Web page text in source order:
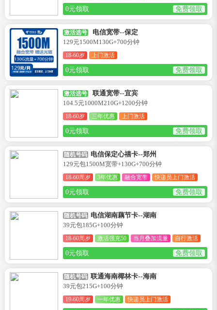
0元领取 免费领取
激活选号
电信宽带--保定
129元1500M130G+700分钟
18-60岁 上门激活
0元领取 免费领取
激活选号
联通宽带--宜宾
104.5元1000M210G+1200分钟
18-60岁 三年优惠 上门激活
0元领取 免费领取
随机号码 电信保定心禧卡--郑州
129元包1500M宽带+130G+700分钟
18-60周岁 3年优惠 融合宽带 快递员上门激活
0元领取 免费领取
随机号码 电信湖南藕节卡--湖南
39元包185G+100分钟
18-60周岁 激活强充50 当月叠加流量 自行激活
0元领取 免费领取
随机号码 联通海南椰林卡--海南
39元包215G+100分钟
19-60周岁 一年优惠 快递员上门激活